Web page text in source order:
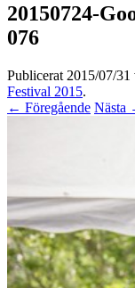
20150724-
076
Publicerat 2015/07/31
Festival 2015.
← Föregående Nästa